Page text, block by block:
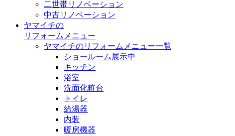
二世帯リノベーション
中古リノベーション
ヤマイチの
リフォームメニュー
ヤマイチのリフォームメニュー一覧
ショールーム展示中
キッチン
浴室
洗面化粧台
トイレ
給湯器
内装
暖房機器